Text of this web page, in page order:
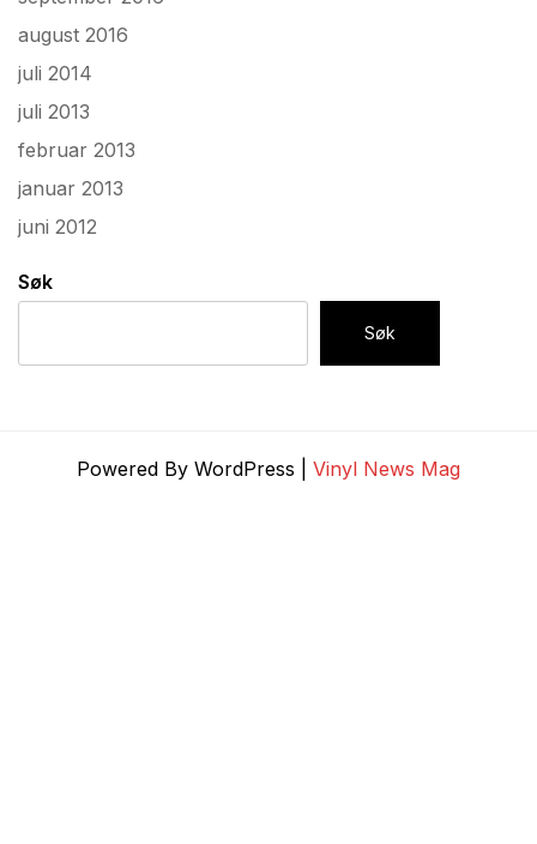
august 2016
juli 2014
juli 2013
februar 2013
januar 2013
juni 2012
Søk
Søk
Powered By WordPress | Vinyl News Mag